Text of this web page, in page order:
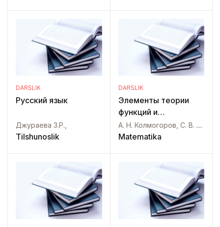
DARSLIK
Русский язык
Джураева З.Р.,
Tilshunoslik
DARSLIK
Элементы теории
функций и
функционального
анализа
А. Н. Колмогоров, С. В. Фомин,
Matematika